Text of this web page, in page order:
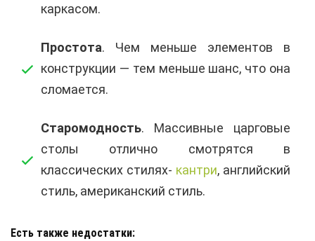
каркасом.
Простота. Чем меньше элементов в
конструкции — тем меньше шанс, что она
сломается.
Старомодность. Массивные царговые
столы отлично смотрятся в
классических стилях- кантри, английский
стиль, американский стиль.
Есть также недостатки: